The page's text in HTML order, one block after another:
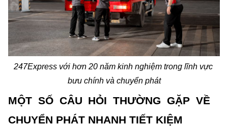
247Express với hơn 20 năm kinh nghiệm trong lĩnh vực
bưu chính và chuyển phát
MỘT SỐ CÂU HỎI THƯỜNG GẶP VỀ
CHUYỂN PHÁT NHANH TIẾT KIỆM